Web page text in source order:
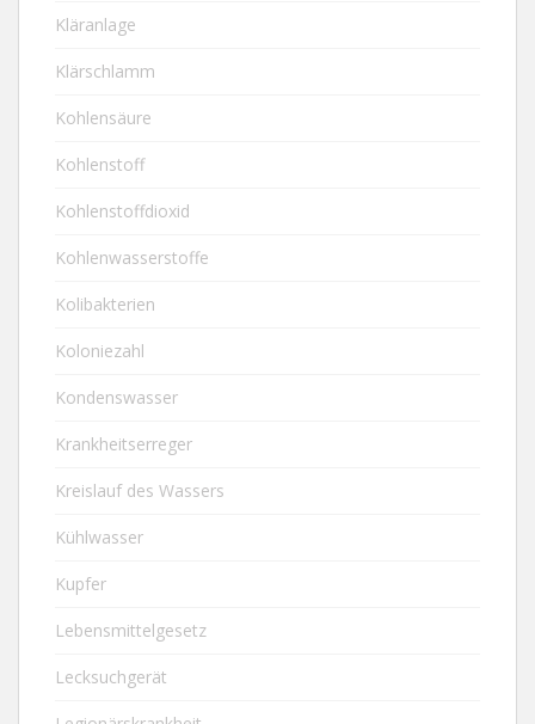
Kläranlage
Klärschlamm
Kohlensäure
Kohlenstoff
Kohlenstoffdioxid
Kohlenwasserstoffe
Kolibakterien
Koloniezahl
Kondenswasser
Krankheitserreger
Kreislauf des Wassers
Kühlwasser
Kupfer
Lebensmittelgesetz
Lecksuchgerät